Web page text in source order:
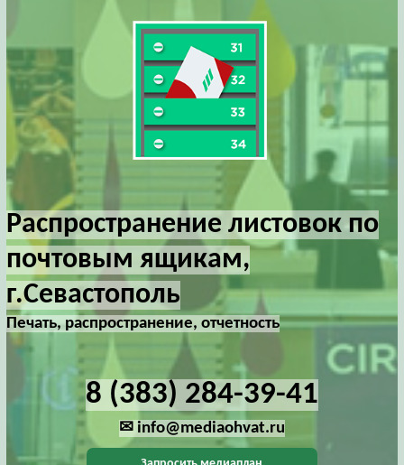
Распространение листовок по
почтовым ящикам,
г.Севастополь
Печать, распространение, отчетность
8 (383) 284-39-41
✉ info@mediaohvat.ru